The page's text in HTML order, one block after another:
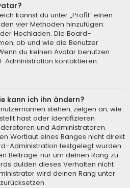
kannst du unter „Profil“ einen
vier Methoden hinzufügen:
Hochladen. Die Board-
ob und wie die Benutzer
du keinen Avatar benutzen
Administration kontaktieren.
kann ich ihn ändern?
stehen, zeigen an, wie
hast oder identifizieren
und Administratoren.
Wortlaut eines Ranges nicht direkt
Administration festgelegt wurden.
Beiträge, nur um deinen Rang zu
dulden dieses Verhalten nicht
wird deinen Rang unter